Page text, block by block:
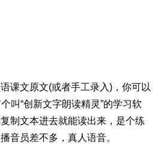
课文原文(或者手工录入)，你可以
叫“创新文字朗读精灵”的学习软
制文本进去就能读出来，是个练
音员差不多，真人语音。